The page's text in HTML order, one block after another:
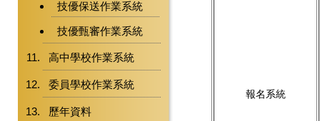
技優保送作業系統
技優甄審作業系統
高中學校作業系統
委員學校作業系統
歷年資料
報名系統